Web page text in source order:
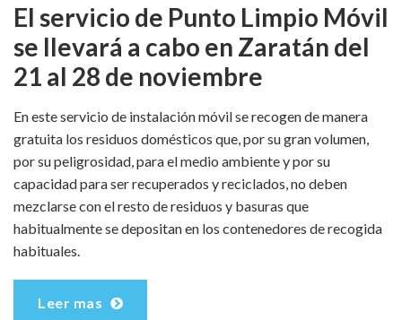
El servicio de Punto Limpio Móvil
se llevará a cabo en Zaratán del
21 al 28 de noviembre
En este servicio de instalación móvil se recogen de manera
gratuita los residuos domésticos que, por su gran volumen,
por su peligrosidad, para el medio ambiente y por su
capacidad para ser recuperados y reciclados, no deben
mezclarse con el resto de residuos y basuras que
habitualmente se depositan en los contenedores de recogida
habituales.
Leer mas